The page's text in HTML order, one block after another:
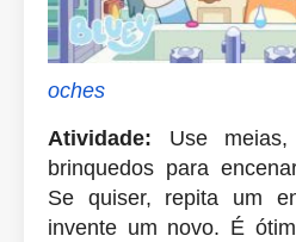
oches
Atividade: Use
brinquedos para
Se quiser, repita um
invente um novo. É